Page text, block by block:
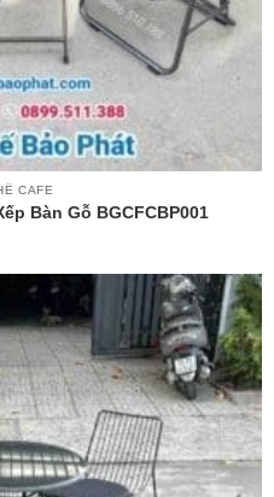
CAFE
Bàn Gỗ BGCFCBP001